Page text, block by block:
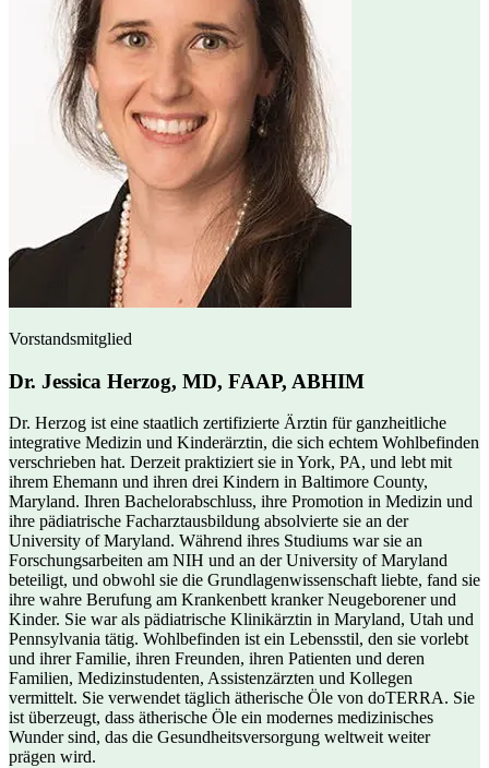
Vorstandsmitglied
Dr. Jessica Herzog, MD, FAAP, ABHIM
Dr. Herzog ist eine staatlich zertifizierte Ärztin für ganzheitliche
integrative Medizin und Kinderärztin, die sich echtem Wohlbefinden
verschrieben hat. Derzeit praktiziert sie in York, PA, und lebt mit
ihrem Ehemann und ihren drei Kindern in Baltimore County,
Maryland. Ihren Bachelorabschluss, ihre Promotion in Medizin und
ihre pädiatrische Facharztausbildung absolvierte sie an der
University of Maryland. Während ihres Studiums war sie an
Forschungsarbeiten am NIH und an der University of Maryland
beteiligt, und obwohl sie die Grundlagenwissenschaft liebte, fand sie
ihre wahre Berufung am Krankenbett kranker Neugeborener und
Kinder. Sie war als pädiatrische Klinikärztin in Maryland, Utah und
Pennsylvania tätig. Wohlbefinden ist ein Lebensstil, den sie vorlebt
und ihrer Familie, ihren Freunden, ihren Patienten und deren
Familien, Medizinstudenten, Assistenzärzten und Kollegen
vermittelt. Sie verwendet täglich ätherische Öle von doTERRA. Sie
ist überzeugt, dass ätherische Öle ein modernes medizinisches
Wunder sind, das die Gesundheitsversorgung weltweit weiter
prägen wird.